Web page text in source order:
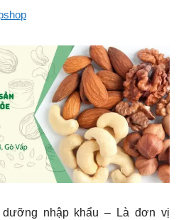
nhập khẩu – Là đơn vị